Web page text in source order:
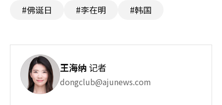
#佛诞日 #李在明 #韩国
王海纳 记者
dongclub@ajunews.com